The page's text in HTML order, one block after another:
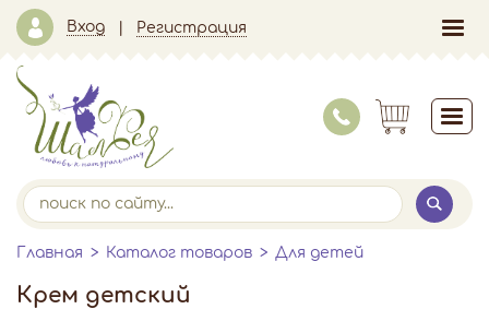
Вход Регистрация
Главная Каталог товаров Для детей
Крем детский